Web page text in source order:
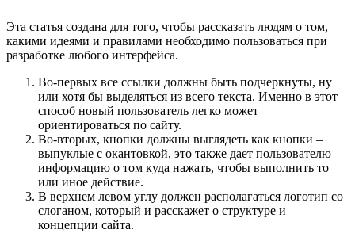
Эта статья создана для того, чтобы рассказать людям о том,
какими идеями и правилами необходимо пользоваться при
разработке любого интерфейса.
Во-первых все ссылки должны быть подчеркнуты, ну
или хотя бы выделяться из всего текста. Именно в этот
способ новый пользователь легко может
ориентироваться по сайту.
Во-вторых, кнопки должны выглядеть как кнопки –
выпуклые с окантовкой, это также дает пользователю
информацию о том куда нажать, чтобы выполнить то
или иное действие.
В верхнем левом углу должен располагаться логотип со
слоганом, который и расскажет о структуре и
концепции сайта.